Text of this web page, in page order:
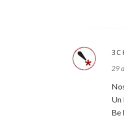
29
Un
Be